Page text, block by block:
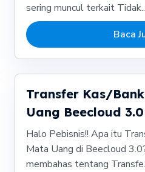
sering muncul terkait
Baca
Transfer Kas/
Uang Beecloud 3.0
Halo Pebisnis!! Apa itu
Mata Uang di Beecloud
membahas tentang